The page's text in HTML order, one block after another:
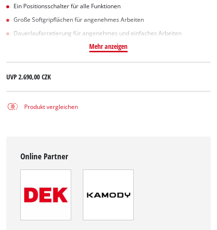
Ein Positionsschalter für alle Funktionen
Große Softgripflächen für angenehmes Arbeiten
Dauerlaufarretierung für angenehmes und einfaches Arbeiten
Mehr anzeigen
UVP2.690,00 CZK
Produkt vergleichen
Online Partner